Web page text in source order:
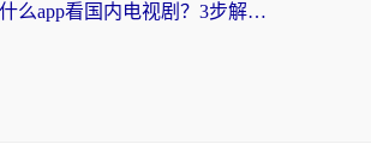
在国外用什么app看国内电视剧？3步解决版权限制+卡顿难题